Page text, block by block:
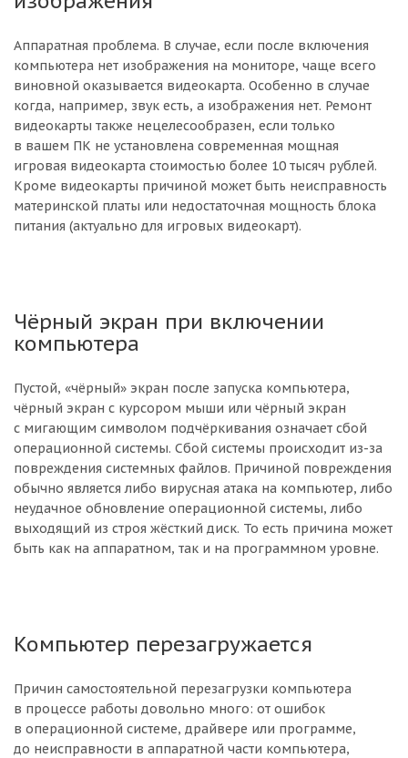
Аппаратная проблема. В случае, если после включения
компьютера нет изображения на мониторе, чаще всего
виновной оказывается видеокарта. Особенно в случае
когда, например, звук есть, а изображения нет. Ремонт
видеокарты также нецелесообразен, если только
в вашем ПК не установлена современная мощная
игровая видеокарта стоимостью более 10 тысяч рублей.
Кроме видеокарты причиной может быть неисправность
материнской платы или недостаточная мощность блока
питания (актуально для игровых видеокарт).
Чёрный экран при включении
компьютера
Пустой, «чёрный» экран после запуска компьютера,
чёрный экран с курсором мыши или чёрный экран
с мигающим символом подчёркивания означает сбой
операционной системы. Сбой системы происходит из-за
повреждения системных файлов. Причиной повреждения
обычно является либо вирусная атака на компьютер, либо
неудачное обновление операционной системы, либо
выходящий из строя жёсткий диск. То есть причина может
быть как на аппаратном, так и на программном уровне.
Компьютер перезагружается
Причин самостоятельной перезагрузки компьютера
в процессе работы довольно много: от ошибок
в операционной системе, драйвере или программе,
до неисправности в аппаратной части компьютера,